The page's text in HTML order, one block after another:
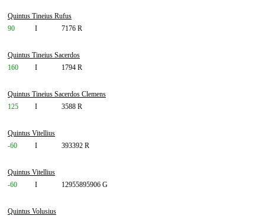
Quintus Tineius Rufus
90
I 7176 R
Quintus Tineius Sacerdos
160
I 1794 R
Quintus Tineius Sacerdos Clemens
125
I 3588 R
Quintus Vitellius
-60
I 393392 R
Quintus Vitellius
-60
I 12955895906 G
Quintus Volusius